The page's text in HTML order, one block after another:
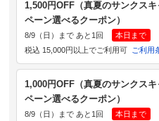
1,500円OFF（真夏のサンクスキ
ペーン選べるクーポン）
8/9（日）まで あと1回
本日まで
税込 15,000円以上でご利用可
ご利用
1,000円OFF（真夏のサンクスキ
ペーン選べるクーポン）
8/9（日）まで あと1回
本日まで